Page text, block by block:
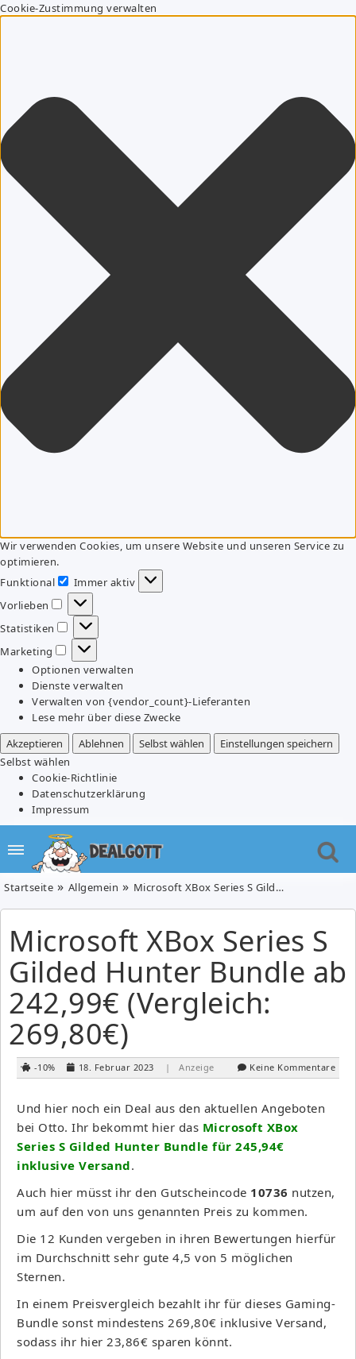
Cookie-Zustimmung verwalten
Wir verwenden Cookies, um unsere Website und unseren Service zu
optimieren.
Funktional
Funktional
Immer aktiv
Vorlieben
Vorlieben
Statistiken
Statistiken
Marketing
Marketing
Optionen verwalten
Dienste verwalten
Verwalten von {vendor_count}-Lieferanten
Lese mehr über diese Zwecke
Akzeptieren
Ablehnen Selbst wählen
Einstellungen speichern
Selbst wählen
Cookie-Richtlinie
Datenschutzerklärung
Impressum
Startseite Allgemein Microsoft XBox Series S Gilded Hunter Bundle ab 242,99€ (Vergleich: 269,80€)
Microsoft XBox Series S
Gilded Hunter Bundle ab
242,99€ (Vergleich:
269,80€)
-10% 18. Februar 2023 | Anzeige Keine Kommentare
Und hier noch ein Deal aus den aktuellen Angeboten
bei Otto. Ihr bekommt hier das Microsoft XBox
Series S Gilded Hunter Bundle für 245,94€
inklusive Versand.
Auch hier müsst ihr den Gutscheincode 10736 nutzen,
um auf den von uns genannten Preis zu kommen.
Die 12 Kunden vergeben in ihren Bewertungen hierfür
im Durchschnitt sehr gute 4,5 von 5 möglichen
Sternen.
In einem Preisvergleich bezahlt ihr für dieses Gaming-
Bundle sonst mindestens 269,80€ inklusive Versand,
sodass ihr hier 23,86€ sparen könnt.